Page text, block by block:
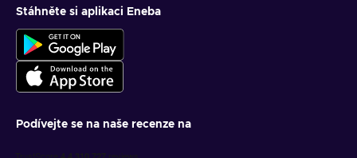
Stáhněte si aplikaci Eneba
Podívejte se na naše recenze na